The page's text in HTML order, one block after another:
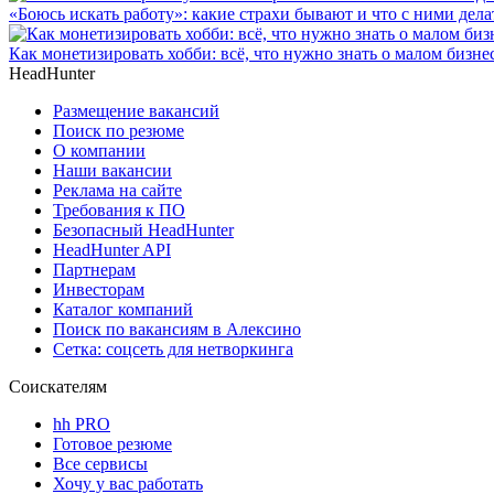
«Боюсь искать работу»: какие страхи бывают и что с ними
Как монетизировать хобби: всё, что нужно знать о малом
HeadHunter
Размещение вакансий
Поиск по резюме
О компании
Наши вакансии
Реклама на сайте
Требования к ПО
Безопасный HeadHunter
HeadHunter API
Партнерам
Инвесторам
Каталог компаний
Поиск по вакансиям в Алексино
Сетка: соцсеть для нетворкинга
Соискателям
hh PRO
Готовое резюме
Все сервисы
Хочу у вас работать